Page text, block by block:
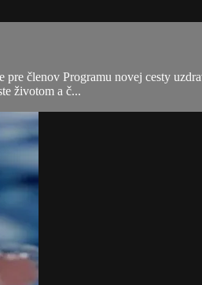
členov Programu novej cesty
životom a č...